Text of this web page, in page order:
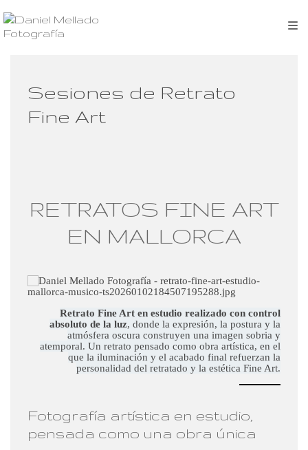
Sesiones de Retrato
Fine Art
RETRATOS FINE ART
EN MALLORCA
Retrato Fine Art en estudio realizado con control
absoluto de la luz, donde la expresión, la postura y la
atmósfera oscura construyen una imagen sobria y
atemporal. Un retrato pensado como obra artística, en el
que la iluminación y el acabado final refuerzan la
personalidad del retratado y la estética Fine Art.
Fotografía artística en estudio,
pensada como una obra única